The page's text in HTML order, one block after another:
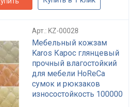
Арт.: KZ-00028
Мебельный кожзам
Karos Карос глянцевый
прочный влагостойкий
для мебели HoReCa
сумок и рюкзаков
износостойкость 100000